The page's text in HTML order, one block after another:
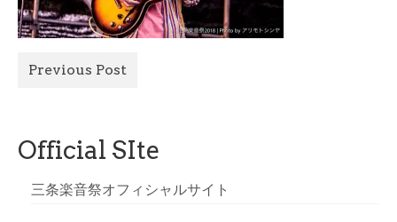
Official Site
Previous Post
Official SIte
三条楽音祭オフィシャルサイト